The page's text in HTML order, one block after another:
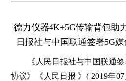
德力仪器4K+5G传输背包助
日报社与中国联通签署5G
《人民日报社与中国联通
协议》《人民日报 》( 2019年